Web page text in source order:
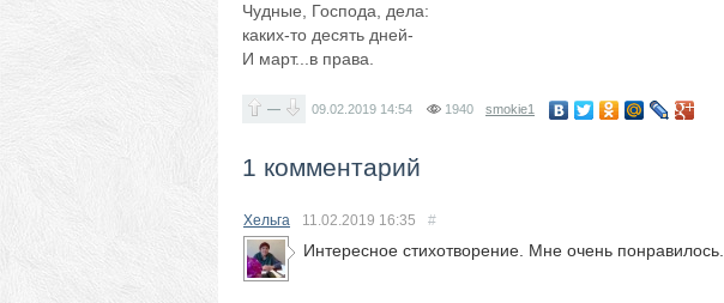
Чудные, Господа, дела:
каких-то десять дней-
И март...в права.
— 09.02.2019 14:54 1940 smokie1
1 комментарий
Хельга 11.02.2019 16:35 #
Интересное стихотворение. Мне очень понравилось.